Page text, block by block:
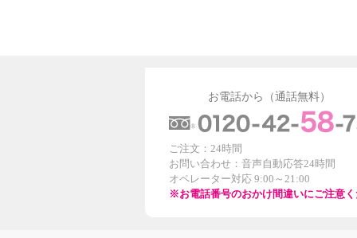
お電話から（通話無料）
ご注文：24時間
お問い合わせ：音声自動応答24時間
オペレーター対応 9:00～21:00
※お電話番号のおかけ間違いにご注意